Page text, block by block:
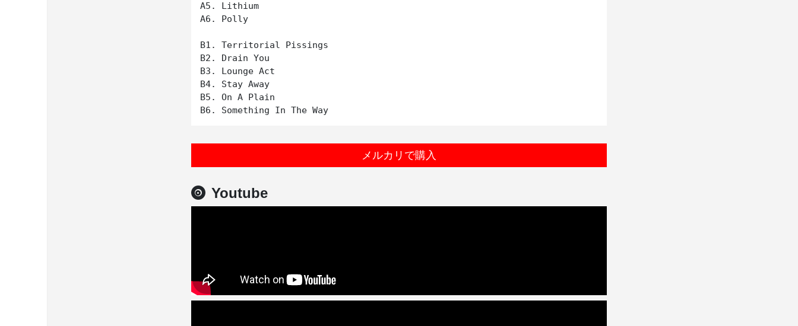
A5. Lithium
A6. Polly
B1. Territorial Pissings
B2. Drain You
B3. Lounge Act
B4. Stay Away
B5. On A Plain
メルカリで購入
Youtube